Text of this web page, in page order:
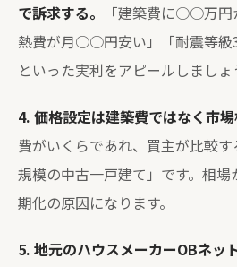
で訴求する。
「建築費に○○万円
熱費が月○○円安い」「耐震等級
といった実利をアピールしましょ
4. 価格設定は建築費ではなく市場
費がいくらであれ、買主が比較
規模の中古一戸建て」です。相
期化の原因になります。
5. 地元のハウスメーカーOBネッ